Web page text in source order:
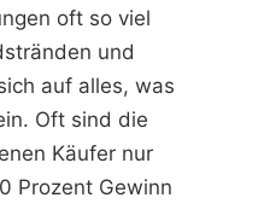
oft so viel
und
auf alles, was
Oft sind die
Käufer nur
Prozent Gewinn